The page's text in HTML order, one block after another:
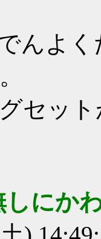
んよ
セッ
しにか